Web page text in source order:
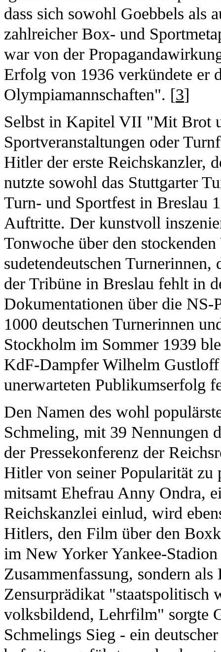
dass sich sowohl Goebbels als
zahlreicher Box- und
war von der
Erfolg von 1936 verkündete er
Olympiamannschaften". [3]
Selbst in Kapitel VII "Mit Brot
Sportveranstaltungen oder
Hitler der erste Reichskanzler,
nutzte sowohl das Stuttgarter
Turn- und Sportfest in Breslau
Auftritte. Der kunstvoll
Tonwoche über den
sudetendeutschen
der Tribüne in Breslau fehlt in
Dokumentationen über die
1000 deutschen Turnerinnen
Stockholm im Sommer 1939
KdF-Dampfer Wilhelm Gustloff
unerwarteten Publikumserfolg
Den Namen des wohl
Schmeling, mit 39 Nennungen
der Pressekonferenz der
Hitler von seiner Popularität
mitsamt Ehefrau Anny Ondra,
Reichskanzlei einlud, wird
Hitlers, den Film über den
im New Yorker Yankee-
Zusammenfassung, sondern
Zensurprädikat
volksbildend, Lehrfilm" sorgte
Schmelings Sieg - ein